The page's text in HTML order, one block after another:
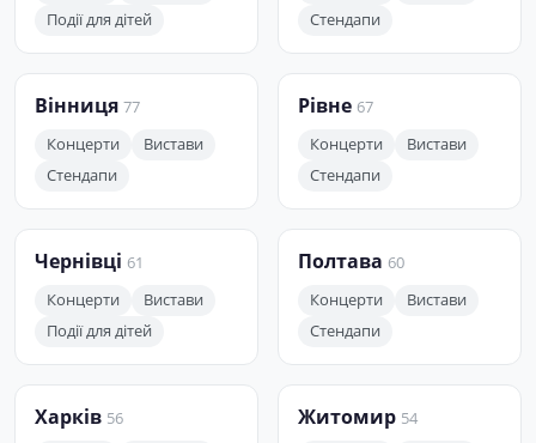
Події для дітей
Стендапи
Вінниця 77
Концерти
Вистави
Стендапи
Рівне 67
Концерти
Вистави
Стендапи
Чернівці 61
Концерти
Вистави
Події для дітей
Полтава 60
Концерти
Вистави
Стендапи
Харків 56
Житомир 54